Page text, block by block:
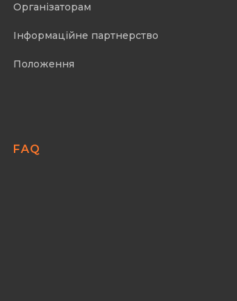
Організаторам
Інформаційне партнерство
Положення
FAQ